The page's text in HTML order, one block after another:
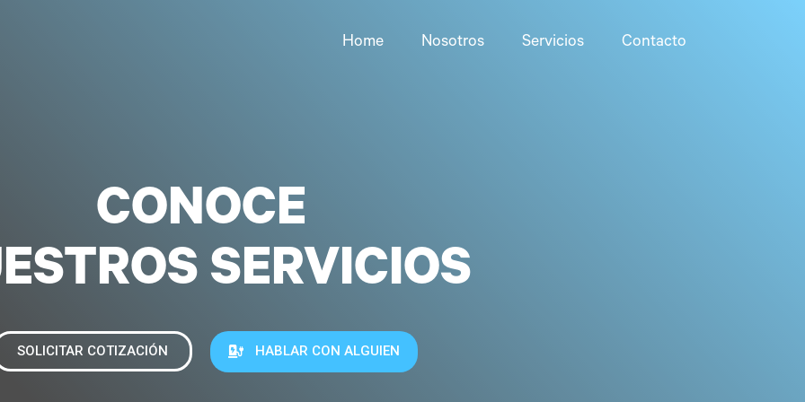
Home Nosotros Servicios Contacto
CONOCE
SERVICIOS
SOLICITAR COTIZACIÓN HABLAR CON ALGUIEN